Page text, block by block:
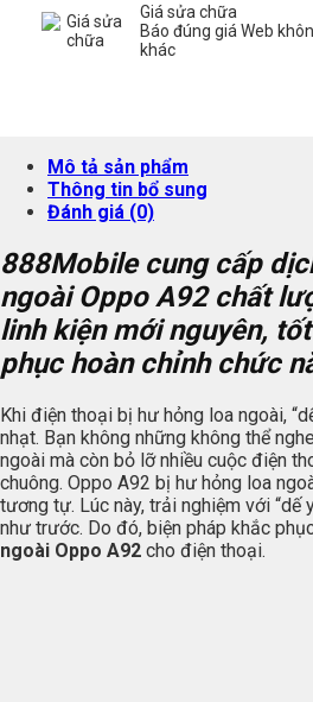
Giá sửa chữa
Báo đúng giá Web
khác
Mô tả sản phẩm
Thông tin bổ sung
Đánh giá (0)
888Mobile cung cấp
ngoài Oppo A92 chất
linh kiện mới nguyên,
phục hoàn chỉnh chức
Khi điện thoại bị hư hỏng loa ngoài,
nhạt. Bạn không những không thể
ngoài mà còn bỏ lỡ nhiều cuộc điện
chuông. Oppo A92 bị hư hỏng loa
tương tự. Lúc này, trải nghiệm với “dế
như trước. Do đó, biện pháp khắc
ngoài Oppo A92 cho điện thoại.